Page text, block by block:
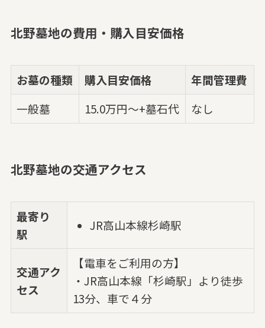
北野墓地の費用・購入目安価格
お墓の種類 購入目安価格
年間管理費
一般墓
15.0万円～+墓石代 なし
北野墓地の交通アクセス
最寄り
駅
JR高山本線杉崎駅
交通アク
セス
【電車をご利用の方】
・JR高山本線「杉崎駅」より徒歩
13分、車で４分